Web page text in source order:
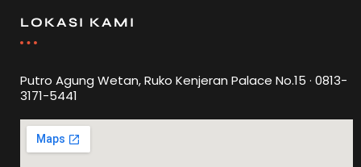
LOKASI KAMI
Putro Agung Wetan, Ruko Kenjeran Palace No.15 · 0813-
3171-5441